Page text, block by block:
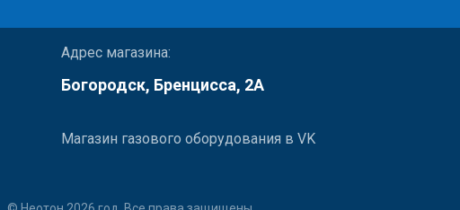
Адрес магазина:
Богородск, Бренцисса, 2А
Магазин газового оборудования в VK